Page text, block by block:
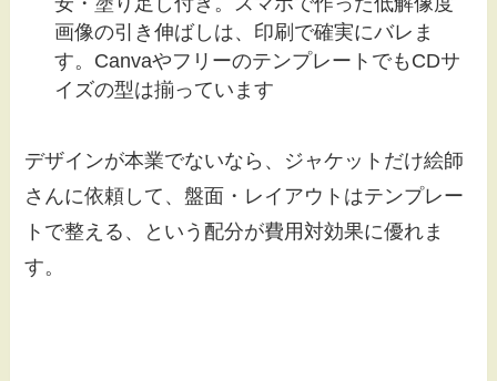
画像の引き伸ばしは、印刷で確実にバレま
す。CanvaやフリーのテンプレートでもCDサ
イズの型は揃っています
デザインが本業でないなら、ジャケットだけ絵師
さんに依頼して、盤面・レイアウトはテンプレー
トで整える、という配分が費用対効果に優れま
す。